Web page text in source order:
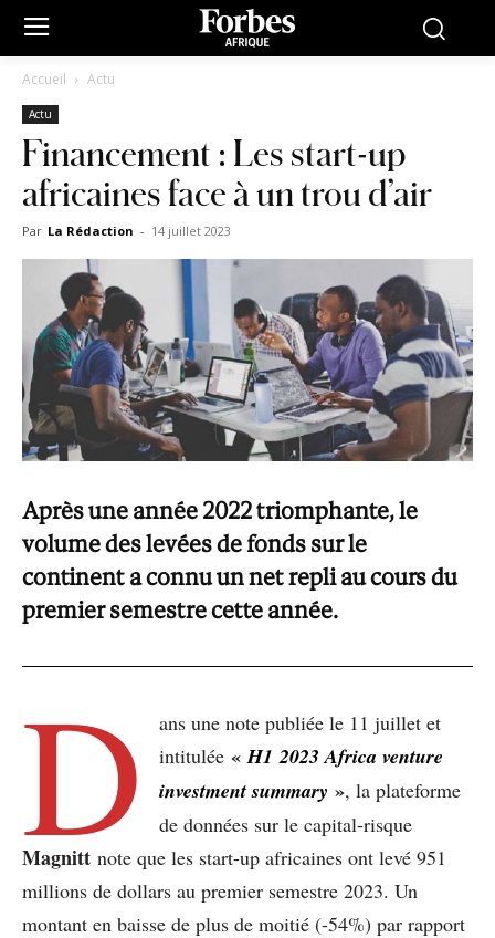
Accueil Actu
Actu
Financement : Les start-up
africaines face à un trou d’air
Par La Rédaction - 14 juillet 2023
Après une année 2022 triomphante, le
volume des levées de fonds sur le
continent a connu un net repli au cours du
premier semestre cette année.
D
ans une note publiée le 11 juillet et
intitulée« H1 2023 Africa venture
investment summary », la plateforme
de données sur le capital-risque
Magnitt note que les start-up africaines ont levé 951
millions de dollars au premier semestre 2023. Un
montant en baisse de plus de moitié (-54%) par rapport